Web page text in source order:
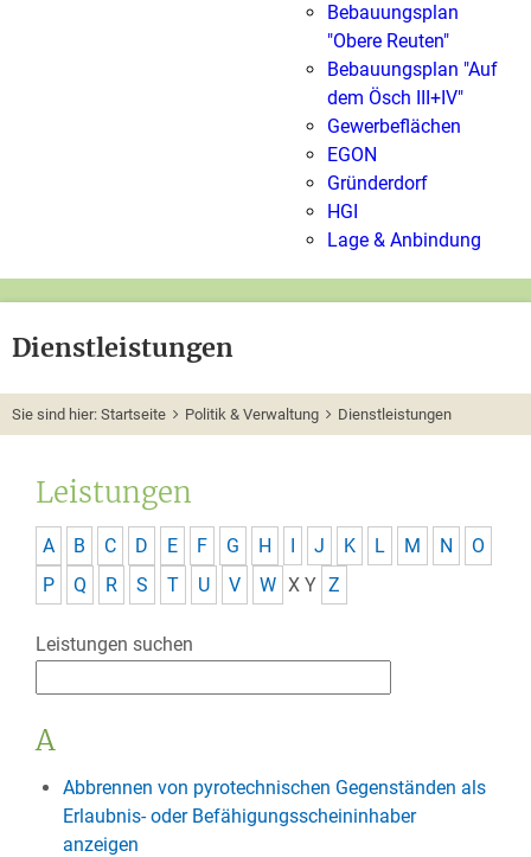
Bebauungsplan
"Obere Reuten"
Bebauungsplan "Auf
dem Ösch III+IV"
Gewerbeflächen
EGON
Gründerdorf
HGI
Lage & Anbindung
Dienstleistungen
Sie sind hier: Startseite Politik & Verwaltung Dienstleistungen
Leistungen
A B C D E F G H I J K L M N
O
P
Q R S T U V W X Y Z
Leistungen suchen
A
Abbrennen von pyrotechnischen Gegenständen als
Erlaubnis- oder Befähigungsscheininhaber
anzeigen